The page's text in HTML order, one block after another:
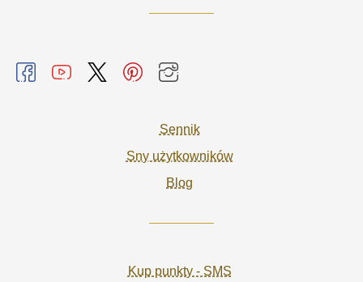
Sennik
Sny użytkowników
Blog
Kup punkty - SMS